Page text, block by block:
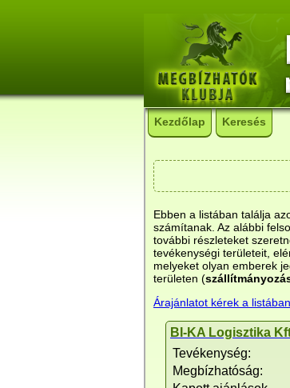
Kezdőlap
Keresés
Ebben a listában találja
számítanak. Az alábbi
további részleteket
tevékenységi területeit,
melyeket olyan emberek
területen (
Árajánlatot kérek a
BI-KA Logisztika
Tevékenység:
Megbízhatóság: